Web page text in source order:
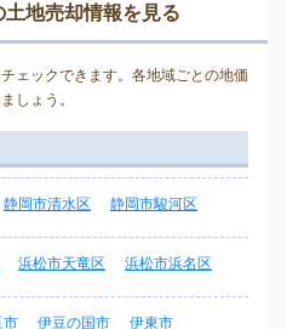
地売却情報を見る
ェックできます。各地域ごとの地価
しょう。
静岡市清水区 静岡市駿河区
浜松市天竜区 浜松市浜名区
市 伊豆の国市
伊東市